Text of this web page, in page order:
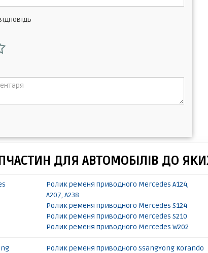
ДЛЯ АВТОМОБІЛІВ ДО
Ролик ременя приводного Mercedes A124,
A207, A238
Ролик ременя приводного Mercedes S124
Ролик ременя приводного Mercedes S210
Ролик ременя приводного Mercedes W202
Ролик ременя приводного SsangYong Korando